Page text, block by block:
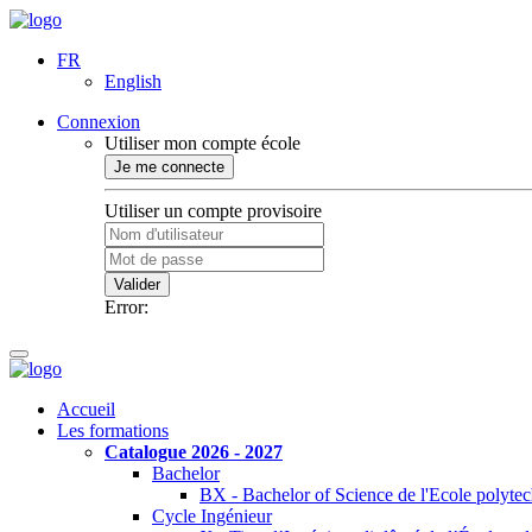
FR
English
Connexion
Utiliser mon compte école
Je me connecte
Utiliser un compte provisoire
Valider
Error:
Accueil
Les formations
Catalogue 2026 - 2027
Bachelor
BX - Bachelor of Science de l'Ecole
Cycle Ingénieur